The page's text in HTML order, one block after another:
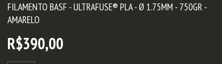
FILAMENTO BASF - ULTRAFUSE® PLA - Ø 1.75MM - 750GR -
AMARELO
R$390,00